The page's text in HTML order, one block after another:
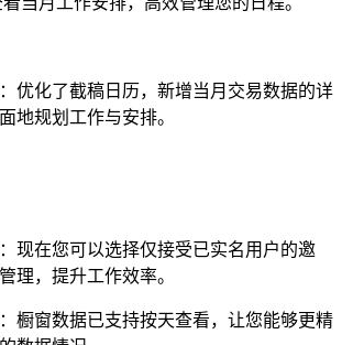
化了截稿日历，新增当月交易数据的详
地规划工作与安排。
在您可以选择仅接受已实名用户的邀
理，提升工作效率。
窗数据已支持按天查看，让您能够更精